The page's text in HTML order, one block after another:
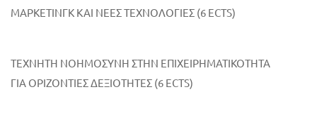
ΜΑΡΚΕΤΙΝΓΚ ΚΑΙ ΝΕΕΣ ΤΕΧΝΟΛΟΓΙΕΣ (6 ECTS)
ΤΕΧΝΗΤΗ ΝΟΗΜΟΣΥΝΗ ΣΤΗΝ ΕΠΙΧΕΙΡΗΜΑΤΙΚΟTΗΤΑ
ΓΙΑ ΟΡΙΖΟΝΤΙΕΣ ΔΕΞΙΟΤΗΤΕΣ (6 ECTS)